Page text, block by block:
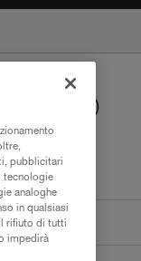
®
pubblicitari
tecnologie
analoghe
in qualsiasi
rifiuto di tutti
impedirà